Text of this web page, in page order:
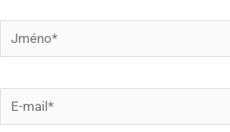
Jméno*
mail*